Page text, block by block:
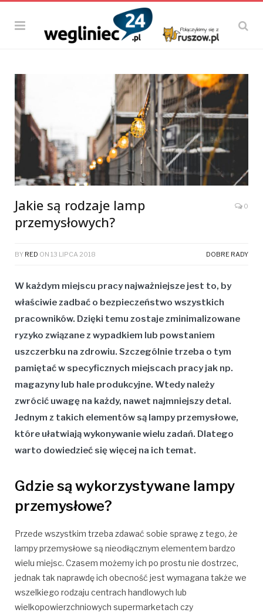
Jakie są rodzaje lamp
przemysłowych?
0
BY RED ON 13 LIPCA 2018 DOBRE RADY
W każdym miejscu pracy najważniejsze jest to, by
właściwie zadbać o bezpieczeństwo wszystkich
pracowników. Dzięki temu zostaje zminimalizowane
ryzyko związane z wypadkiem lub powstaniem
uszczerbku na zdrowiu. Szczególnie trzeba o tym
pamiętać w specyficznych miejscach pracy jak np.
magazyny lub hale produkcyjne. Wtedy należy
zwrócić uwagę na każdy, nawet najmniejszy detal.
Jednym z takich elementów są lampy przemysłowe,
które ułatwiają wykonywanie wielu zadań. Dlatego
warto dowiedzieć się więcej na ich temat.
Gdzie są wykorzystywane lampy
przemysłowe?
Przede wszystkim trzeba zdawać sobie sprawę z tego, że
lampy przemysłowe są nieodłącznym elementem bardzo
wielu miejsc. Czasem możemy ich po prostu nie dostrzec,
jednak tak naprawdę ich obecność jest wymagana także we
wszelkiego rodzaju centrach handlowych lub
wielkopowierzchniowych supermarketach czy